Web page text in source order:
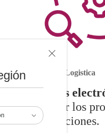
Operaciones& Logistica
Firmas
agilizar los
aprobaciones.